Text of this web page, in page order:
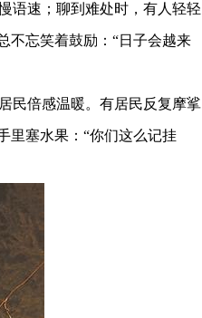
语速；聊到难处时，有人轻轻
不忘笑着鼓励：“日子会越来
倍感温暖。有居民反复摩挲
里塞水果：“你们这么记挂